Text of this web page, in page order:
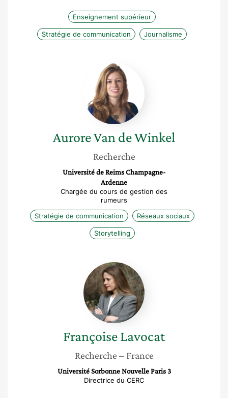
Enseignement supérieur
Stratégie de communication Journalisme
Aurore
Van
de
Winkel
AuroreVan de Winkel
Recherche
Université de Reims Champagne-
Ardenne
Chargée du cours de gestion des
rumeurs
Stratégie de communication
Réseaux sociaux
Storytelling
Françoise
Lavocat
FrançoiseLavocat
Recherche – France
Université Sorbonne Nouvelle Paris 3
Directrice du CERC